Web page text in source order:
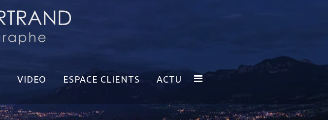
VIDEO ESPACE CLIENTS ACTU